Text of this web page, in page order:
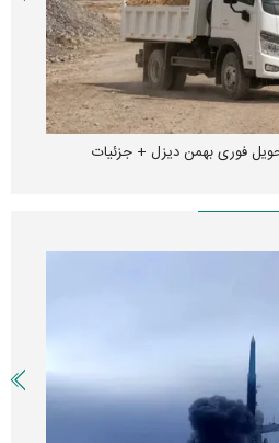
فوری بهمن دیزل + جزئیات